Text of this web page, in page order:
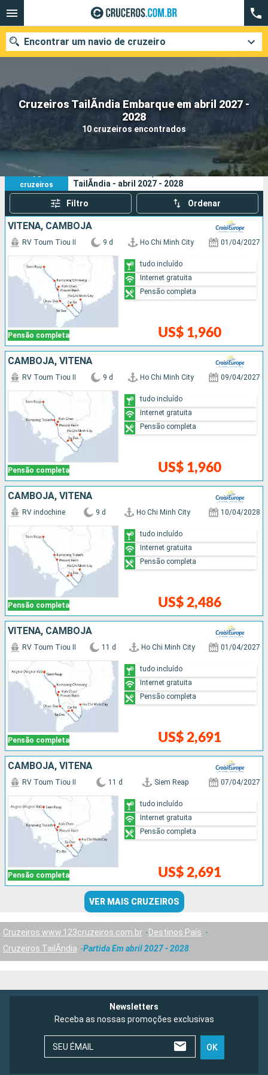
Cruzeiros TailÃndia Embarque em abril 2027 -
2028
10 cruzeiros encontrados
Encontrar um navio de cruzeiro
Quando ir?
Data de partida
Pesquisar
10
cruzeiros
Os seus critérios de pesquisa:
TailÃndia - abril 2027 - 2028
Filtro Ordenar
VITENÃ, CAMBOJA
Pensão completa
RV Toum Tiou II 9 d Ho Chi Minh City 01/04/2027
US$ 1,960
tudo incluído
Internet gratuita
Pensão completa
CAMBOJA, VITENÃ
Pensão completa
RV Toum Tiou II 9 d Ho Chi Minh City 09/04/2027
US$ 1,960
tudo incluído
Internet gratuita
Pensão completa
CAMBOJA, VITENÃ
Pensão completa
RV indochine 9 d Ho Chi Minh City 10/04/2028
US$ 2,486
tudo incluído
Internet gratuita
Pensão completa
VITENÃ, CAMBOJA
Pensão completa
RV Toum Tiou II 11 d Ho Chi Minh City 01/04/2027
US$ 2,691
tudo incluído
Internet gratuita
Pensão completa
CAMBOJA, VITENÃ
Pensão completa
RV Toum Tiou II 11 d Siem Reap 07/04/2027
US$ 2,691
tudo incluído
Internet gratuita
Pensão completa
VER MAIS CRUZEIROS
Cruzeiros www.123cruzeiros.com.br
Destinos País
Cruzeiros TailÃndia
Partida Em abril 2027 - 2028
Newsletters
Receba as nossas promoções exclusivas
SEU ÉMAIL OK